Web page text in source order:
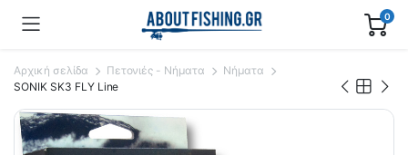
0
Αρχική σελίδα Πετονιές - Νήματα
Νήματα
SONIK SK3 FLY Line